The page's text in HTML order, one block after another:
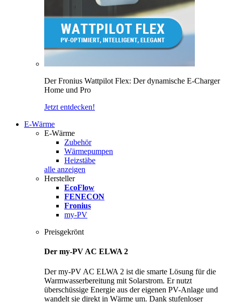
Der Fronius Wattpilot Flex: Der dynamische E-Charger
Home und Pro
Jetzt entdecken!
E-Wärme
E-Wärme
Zubehör
Wärmepumpen
Heizstäbe
alle anzeigen
Hersteller
EcoFlow
FENECON
Fronius
my-PV
Preisgekrönt
Der my-PV AC ELWA 2
Der my-PV AC ELWA 2 ist die smarte Lösung für die
Warmwasserbereitung mit Solarstrom. Er nutzt
überschüssige Energie aus der eigenen PV-Anlage und
wandelt sie direkt in Wärme um. Dank stufenloser